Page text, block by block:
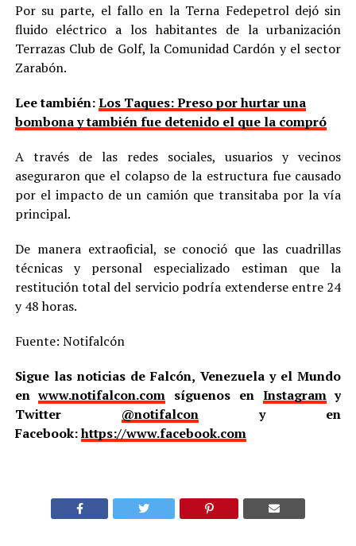
Por su parte, el fallo en la Terna Fedepetrol dejó sin
fluido eléctrico a los habitantes de la urbanización
Terrazas Club de Golf, la Comunidad Cardón y el sector
Zarabón.
Lee también:Los Taques: Preso por hurtar una
bombona y también fue detenido el que la compró
A través de las redes sociales, usuarios y vecinos
aseguraron que el colapso de la estructura fue causado
por el impacto de un camión que transitaba por la vía
principal.
De manera extraoficial, se conoció que las cuadrillas
técnicas y personal especializado estiman que la
restitución total del servicio podría extenderse entre 24
y 48 horas.
Fuente: Notifalcón
Sigue las noticias de Falcón, Venezuela y el Mundo
enwww.notifalcon.com síguenos en Instagramy
Twitter @notifalcony en
Facebook:https://www.facebook.com